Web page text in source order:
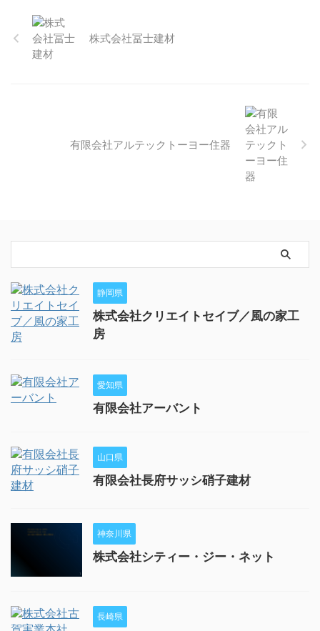
株式会社冨士建材
有限会社アルテックトーヨー住器
静岡県
株式会社クリエイトセイブ／風の家工
房
愛知県
有限会社アーバント
山口県
有限会社長府サッシ硝子建材
神奈川県
株式会社シティー・ジー・ネット
長崎県